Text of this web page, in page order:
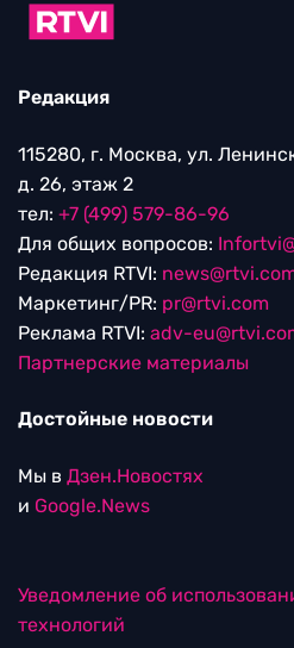
Редакция
115280, г. Москва, ул.
д. 26, этаж 2
тел: +7 (499) 579-86-96
Для общих вопросов:
Редакция RTVI:
Маркетинг/PR: pr@rtvi.com
Реклама RTVI: adv-
Партнерские материалы
Достойные новости
Мы в Дзен.Новостях
и Google.News
Уведомление об
технологий